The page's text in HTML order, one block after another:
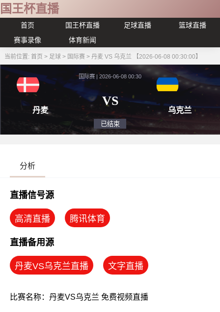
国王杯直播
首页 国王杯直播 足球直播
篮球直播
赛事录像
体育新闻
当前位置: 首页 > 足球> 国际赛> 丹麦 VS 乌克兰 【2026-06-08 00:30:00】
丹麦
国际赛 | 2026-06-08 00:30
VS
乌
分析
直播信号源
高清直播 腾讯体育
直播备用源
丹麦VS乌克兰直播 文字直播
比赛名称：丹麦VS乌克兰 免费视频直播